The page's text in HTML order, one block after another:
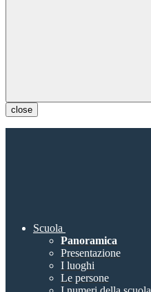
close
Scuola
Panoramica
Presentazione
I luoghi
Le persone